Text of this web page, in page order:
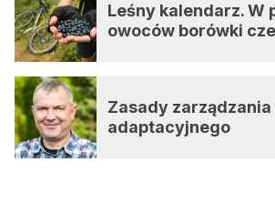
Leśny kalendarz. W
owoców borówki
Zasady zarządzania
adaptacyjnego